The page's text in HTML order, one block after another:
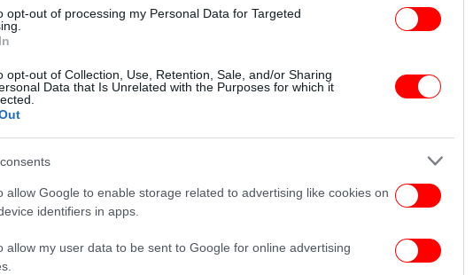
opt-out of processing my Personal Data for Targeted
opt-out of Collection, Use, Retention, Sale, and/or Sharing
Data that Is Unrelated with the Purposes for which it
allow Google to enable storage related to advertising like cookies on
identifiers in apps.
allow my user data to be sent to Google for online advertising
ΕΛΛΑΔΑ 12/02/2025 13:35
στιγμή δεσμεύτηκα ότι τα πάρκα
της Αττικής δεν θα αφεθούν στην
ΓΥΝΑΙΚΑ 26/01/2025 11:27
Αυτό το παρκά από τα Zara είναι
το πανωφόρι που θα φορέσετε